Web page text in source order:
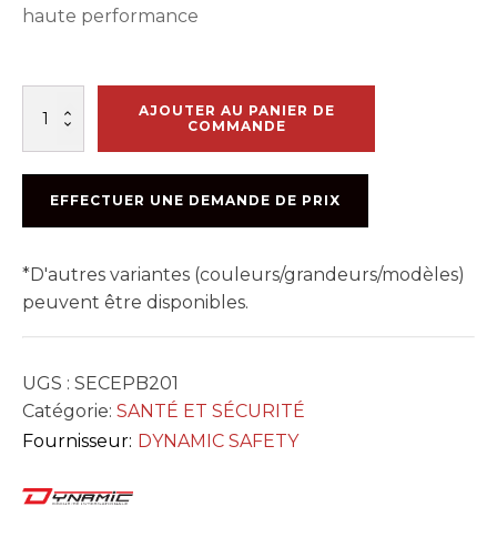
haute performance
SUPPORT
AJOUTER AU PANIER DE
COMMANDE
EFFECTUER UNE DEMANDE DE PRIX
*D'autres variantes (couleurs/grandeurs/modèles)
peuvent être disponibles.
UGS : SECEPB201
Catégorie: SANTÉ ET SÉCURITÉ
Fournisseur: DYNAMIC SAFETY